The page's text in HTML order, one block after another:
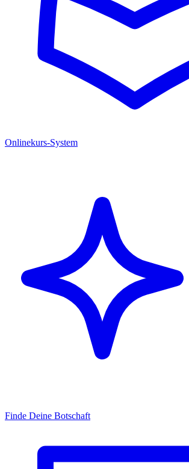
Onlinekurs-System
Finde Deine Botschaft